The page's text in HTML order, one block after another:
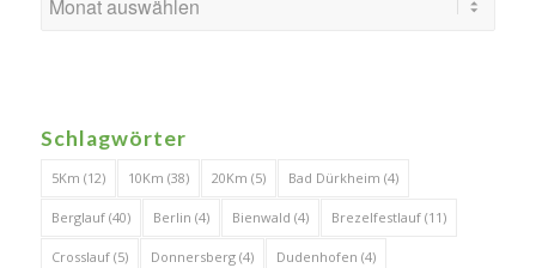
Schlagwörter
5Km (12) 10Km (38) 20Km (5) Bad Dürkheim (4)
Berglauf(40) Berlin (4) Bienwald (4) Brezelfestlauf(11)
Crosslauf(5) Donnersberg(4) Dudenhofen (4)